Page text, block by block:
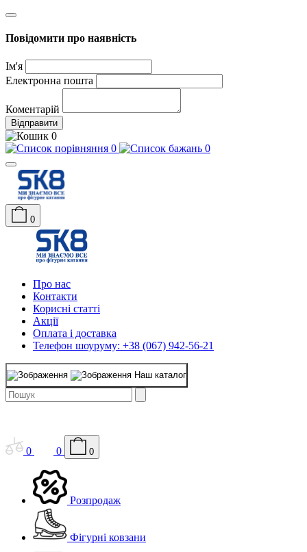
Повідомити про наявність
Ім'я
Електронна пошта
Коментарій
Відправити
0
0
0
0
Про нас
Контакти
Корисні статті
Акції
Оплата і доставка
Телефон шоуруму: +38 (067) 942-56-21
Наш каталог
0 0 0
Розпродаж
Фігурні ковзани